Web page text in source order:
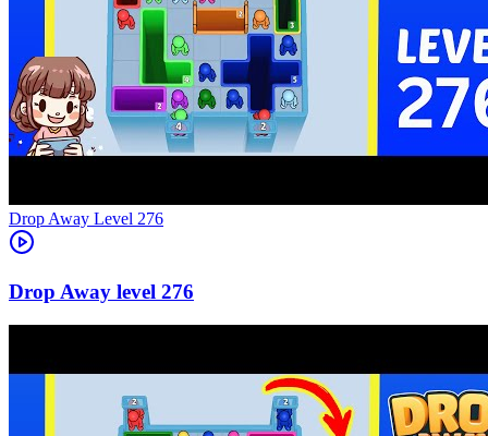
Level 276
276